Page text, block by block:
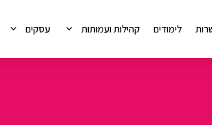
לימודים קהילות ועמותות עסקים